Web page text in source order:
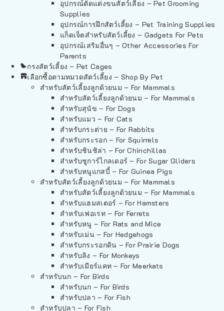
อุปกรณ์ตัดแต่งขนสัตว์เลี้ยง – Pet Grooming
Supplies
อุปกรณ์การฝึกสัตว์เลี้ยง – Pet Training Supplies
แก็ดเจ็ตสำหรับสัตว์เลี้ยง – Gadgets For Pets
อุปกรณ์เสริมอื่นๆ – Other Accessories For
Parents
กรงสัตว์เลี้ยง – Pet Cages
เลือกซื้อตามหมวดสัตว์เลี้ยง – Shop By Pet
สำหรับสัตว์เลี้ยงลูกด้วยนม – For Mammals
สำหรับสัตว์เลี้ยงลูกด้วยนม – For Mammals
สำหรับสุนัข – For Dogs
สำหรับแมว – For Cats
สำหรับกระต่าย – For Rabbits
สำหรับกระรอก – For Squirrels
สำหรับชินชิล่า – For Chinchillas
สำหรับชูการ์ไกลเดอร์ – For Sugar Gliders
สำหรับหนูแกสบี้ – For Guinea Pigs
สำหรับสัตว์เลี้ยงลูกด้วยนม – For Mammals
สำหรับสัตว์เลี้ยงลูกด้วยนม – For Mammals
สำหรับแฮมสเตอร์ – For Hamsters
สำหรับเฟอเรท – For Ferrets
สำหรับหนู – For Rats and Mice
สำหรับเม่น – For Hedgehogs
สำหรับกระรอกดิน – For Prairie Dogs
สำหรับลิง – For Monkeys
สำหรับเมียร์แคท – For Meerkats
สำหรับนก – For Birds
สำหรับนก – For Birds
สำหรับปลา – For Fish
สำหรับปลา – For Fish